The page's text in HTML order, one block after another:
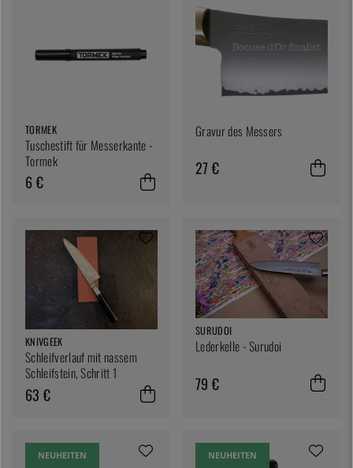
TORMEK
Tuschestift für Messerkante -
Tormek
6 €
Gravur des Messers
27 €
KNIVGEEK
Schleifverlauf mit nassem
Schleifstein, Schritt 1
63 €
SURUDOI
Lederkelle - Surudoi
79 €
NEUHEITEN NEUHEITEN